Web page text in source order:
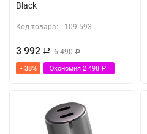
Black
Код товара: 109-593
3 992 Р 6 490Р
- 38% Экономия 2 498 Р